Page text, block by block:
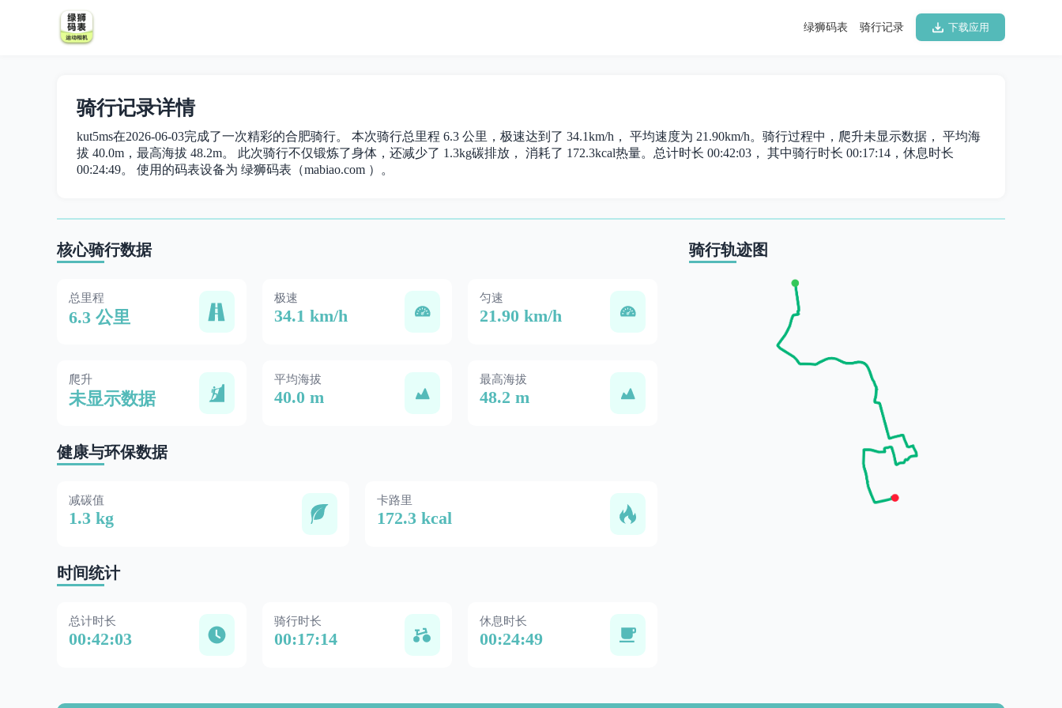
下载应用
骑行记录
绿狮码表
骑行记录详情
kut5ms在2026-06-03完成了一次精彩的合肥骑行。 本次骑行总里程 6.3 公里，极速达到了 34.1km/h， 平均速度为 21.90km/h。骑行过程中，爬升未显示数据， 平均海
拔 40.0m，最高海拔 48.2m。 此次骑行不仅锻炼了身体，还减少了 1.3kg碳排放， 消耗了 172.3kcal热量。总计时长 00:42:03， 其中骑行时长 00:17:14，休息时长
00:24:49。 使用的码表设备为 绿狮码表（mabiao.com ）。
核心骑行数据
总里程
6.3 公里
极速
34.1 km/h
匀速
21.90 km/h
爬升
未显示数据
平均海拔
40.0 m
最高海拔
48.2 m
健康与环保数据
减碳值
1.3 kg
卡路里
172.3 kcal
时间统计
总计时长
00:42:03
骑行时长
00:17:14
休息时长
00:24:49
骑行轨迹图